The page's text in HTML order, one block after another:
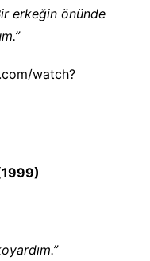
erkeğin önünde
watch?